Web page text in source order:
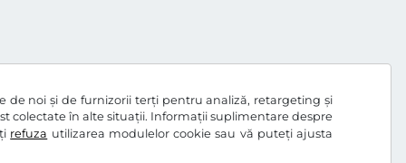
de noi și de furnizorii terți pentru analiză, retargeting și
colectate în alte situații. Informații suplimentare despre
refuza utilizarea modulelor cookie sau vă puteți ajusta